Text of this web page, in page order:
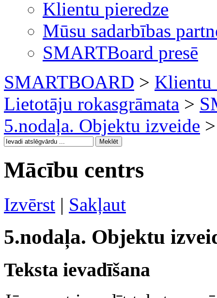
Klientu pieredze
Mūsu sadarbības
SMARTBoard presē
SMARTBOARD > Klientu
Lietotāju rokasgrāmata >
5.nodaļa. Objektu izveide
Mācību centrs
Izvērst | Sakļaut
5.nodaļa. Objektu
Teksta ievadīšana